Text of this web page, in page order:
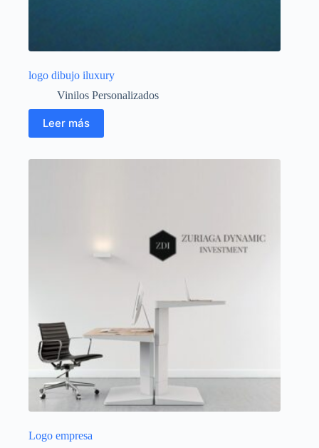
logo dibujo iluxury
Vinilos Personalizados
Leer más
Logo empresa